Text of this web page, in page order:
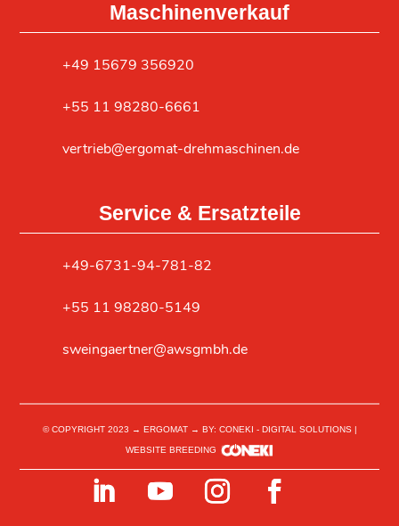
Maschinenverkauf
‎+49 15679 356920
+55 11 98280-6661
vertrieb@ergomat-drehmaschinen.de
Service & Ersatzteile
+49-6731-94-781-82
+55 11 98280-5149
sweingaertner@awsgmbh.de
© COPYRIGHT 2023 → ERGOMAT → BY: CONEKI - DIGITAL SOLUTIONS |
WEBSITE BREEDING